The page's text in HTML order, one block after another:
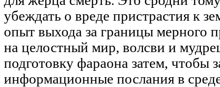
убеждать о вреде пристрастия к
опыт выхода за границы мерного
на целостный мир, волсви и
подготовку фараона затем, чтобы
информационные послания в